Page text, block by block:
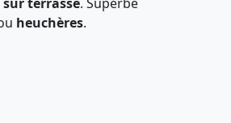
heuchères.